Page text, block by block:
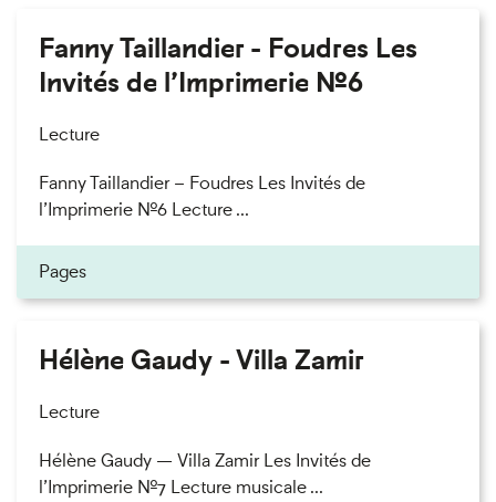
Fanny Taillandier - Foudres Les
Invités de l’Imprimerie n°6
Lecture
Fanny Taillandier – Foudres Les Invités de
l’Imprimerie n°6 Lecture ...
Pages
Hélène Gaudy - Villa Zamir
Lecture
Hélène Gaudy — Villa Zamir Les Invités de
l’Imprimerie n°7 Lecture musicale ...